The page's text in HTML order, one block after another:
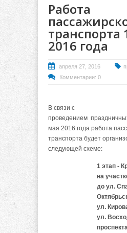
Работа
транспорта
2016 года
апреля 27, 2016
Комментарии: 0
В связи с
проведением
мая 2016 года работа
транспорта будет
следующей схеме:
1 этап -
на
до ул.
ул.
ул.